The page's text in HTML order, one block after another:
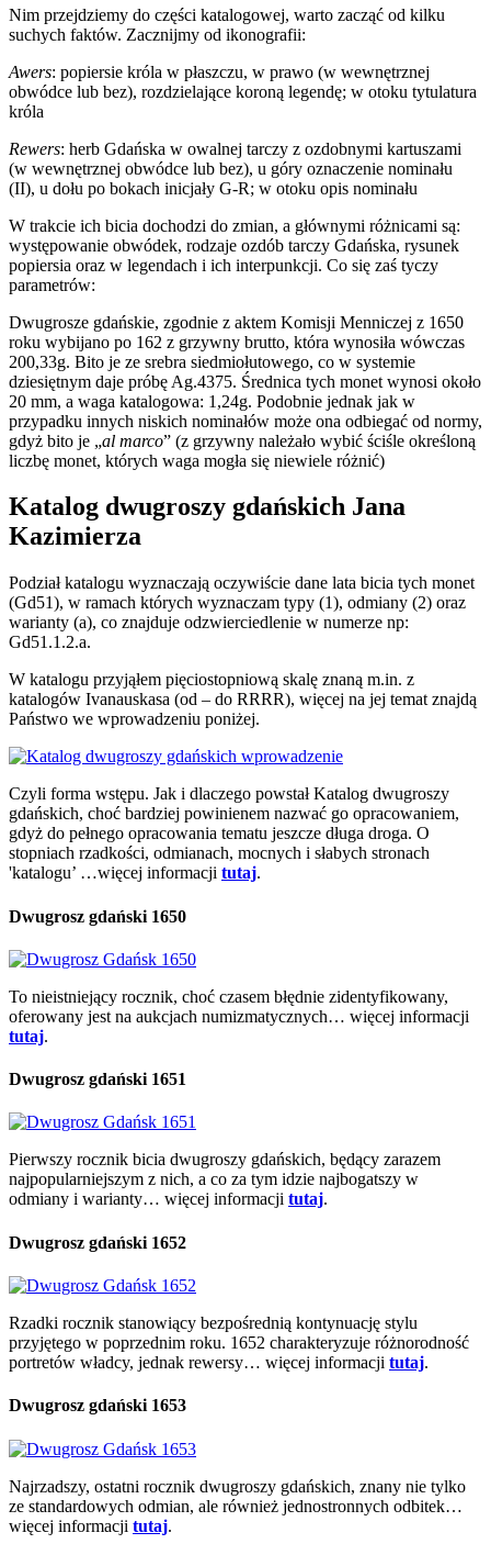
Nim przejdziemy do części katalogowej, warto zacząć od kilku
suchych faktów. Zacznijmy od ikonografii:
Awers: popiersie króla w płaszczu, w prawo (w wewnętrznej
obwódce lub bez), rozdzielające koroną legendę; w otoku tytulatura
króla
Rewers: herb Gdańska w owalnej tarczy z ozdobnymi kartuszami
(w wewnętrznej obwódce lub bez), u góry oznaczenie nominału
(II), u dołu po bokach inicjały G-R; w otoku opis nominału
W trakcie ich bicia dochodzi do zmian, a głównymi różnicami są:
występowanie obwódek, rodzaje ozdób tarczy Gdańska, rysunek
popiersia oraz w legendach i ich interpunkcji. Co się zaś tyczy
parametrów:
Dwugrosze gdańskie, zgodnie z aktem Komisji Menniczej z 1650
roku wybijano po 162 z grzywny brutto, która wynosiła wówczas
200,33g. Bito je ze srebra siedmiołutowego, co w systemie
dziesiętnym daje próbę Ag.4375. Średnica tych monet wynosi około
20 mm, a waga katalogowa: 1,24g. Podobnie jednak jak w
przypadku innych niskich nominałów może ona odbiegać od normy,
gdyż bito je „al marco” (z grzywny należało wybić ściśle określoną
liczbę monet, których waga mogła się niewiele różnić)
Katalog dwugroszy gdańskich Jana
Kazimierza
Podział katalogu wyznaczają oczywiście dane lata bicia tych monet
(Gd51), w ramach których wyznaczam typy (1), odmiany (2) oraz
warianty (a), co znajduje odzwierciedlenie w numerze np:
Gd51.1.2.a.
W katalogu przyjąłem pięciostopniową skalę znaną m.in. z
katalogów Ivanauskasa (od – do RRRR), więcej na jej temat znajdą
Państwo we wprowadzeniu poniżej.
Czyli forma wstępu. Jak i dlaczego powstał Katalog dwugroszy
gdańskich, choć bardziej powinienem nazwać go opracowaniem,
gdyż do pełnego opracowania tematu jeszcze długa droga. O
stopniach rzadkości, odmianach, mocnych i słabych stronach
'katalogu’ …więcej informacji tutaj.
Dwugrosz gdański 1650
To nieistniejący rocznik, choć czasem błędnie zidentyfikowany,
oferowany jest na aukcjach numizmatycznych… więcej informacji
tutaj.
Dwugrosz gdański 1651
Pierwszy rocznik bicia dwugroszy gdańskich, będący zarazem
najpopularniejszym z nich, a co za tym idzie najbogatszy w
odmiany i warianty… więcej informacji tutaj.
Dwugrosz gdański 1652
Rzadki rocznik stanowiący bezpośrednią kontynuację stylu
przyjętego w poprzednim roku. 1652 charakteryzuje różnorodność
portretów władcy, jednak rewersy… więcej informacji tutaj.
Dwugrosz gdański 1653
Najrzadszy, ostatni rocznik dwugroszy gdańskich, znany nie tylko
ze standardowych odmian, ale również jednostronnych odbitek…
więcej informacji tutaj.